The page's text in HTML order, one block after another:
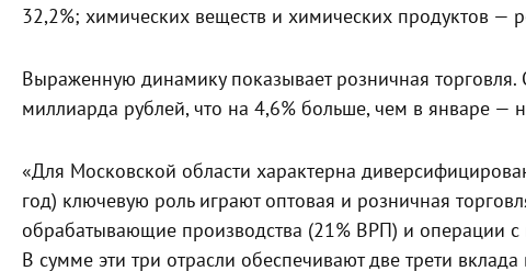
32,2%; химических веществ и химических продуктов —
Выраженную динамику показывает розничная
миллиарда рублей, что на 4,6% больше, чем в январе —
«Для Московской области характерна
год) ключевую роль играют оптовая и розничная
обрабатывающие производства (21% ВРП) и операции
В сумме эти три отрасли обеспечивают две трети